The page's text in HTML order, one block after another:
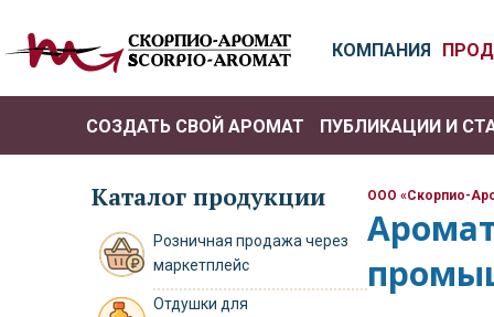
КОМПАНИЯ
СОЗДАТЬ СВОЙ АРОМАТ
ПУБЛИКАЦИИ И
Каталог продукции
Розничная продажа через
маркетплейс
Отдушки для
ООО «Скорпио-